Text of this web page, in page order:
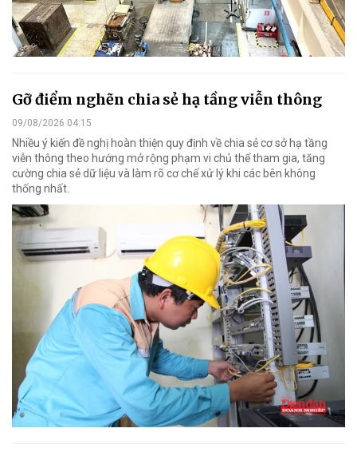
Gỡ điểm nghẽn chia sẻ hạ tầng viễn thông
09/08/2026 04:15
Nhiều ý kiến đề nghị hoàn thiện quy định về chia sẻ cơ sở hạ tầng
viễn thông theo hướng mở rộng phạm vi chủ thể tham gia, tăng
cường chia sẻ dữ liệu và làm rõ cơ chế xử lý khi các bên không
thống nhất.